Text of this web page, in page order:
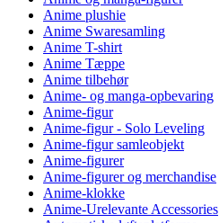
Anime plushie
Anime Swaresamling
Anime T-shirt
Anime Tæppe
Anime tilbehør
Anime- og manga-opbevaring
Anime-figur
Anime-figur - Solo Leveling
Anime-figur samleobjekt
Anime-figurer
Anime-figurer og merchandise
Anime-klokke
Anime-Urelevante Accessories